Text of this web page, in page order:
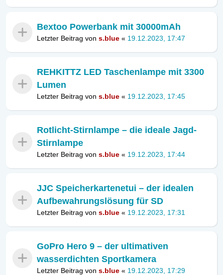
Bextoo Powerbank mit 30000mAh
Letzter Beitrag von s.blue « 19.12.2023, 17:47
REHKITTZ LED Taschenlampe mit 3300
Lumen
Letzter Beitrag von s.blue « 19.12.2023, 17:45
Rotlicht-Stirnlampe – die ideale Jagd-
Stirnlampe
Letzter Beitrag von s.blue « 19.12.2023, 17:44
JJC Speicherkartenetui – der idealen
Aufbewahrungslösung für SD
Letzter Beitrag von s.blue « 19.12.2023, 17:31
GoPro Hero 9 – der ultimativen
wasserdichten Sportkamera
Letzter Beitrag von s.blue « 19.12.2023, 17:29